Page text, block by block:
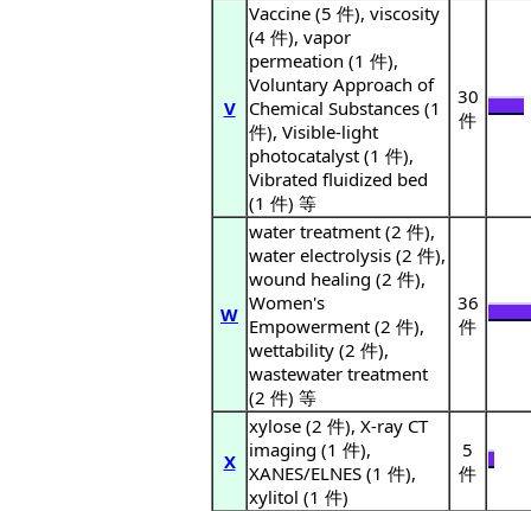
V
Vaccine (5 件), viscosity
(4 件), vapor
permeation (1 件),
Voluntary Approach of
Chemical Substances (1
件), Visible-light
photocatalyst (1 件),
Vibrated fluidized bed
(1 件) 等
30
件
W
water treatment (2 件),
water electrolysis (2 件),
wound healing (2 件),
Women's
Empowerment (2 件),
wettability (2 件),
wastewater treatment
(2 件) 等
36
件
X
xylose (2 件), X-ray CT
imaging (1 件),
XANES/ELNES (1 件),
xylitol (1 件)
5
件